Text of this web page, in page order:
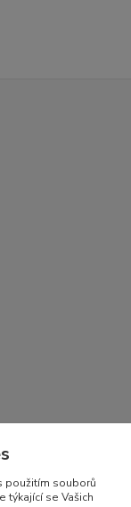
použitím souborů
týkající se Vašich